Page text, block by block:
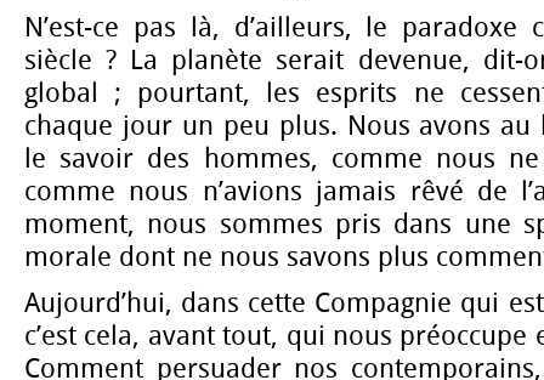
N’est-ce pas là, d’ailleurs, le paradoxe
siècle ? La planète serait devenue, dit-
global ; pourtant, les esprits ne
chaque jour un peu plus. Nous avons
le savoir des hommes, comme nous
comme nous n’avions jamais rêvé de
moment, nous sommes pris dans une
morale dont ne nous savons plus
Aujourd’hui, dans cette Compagnie qui
c’est cela, avant tout, qui nous
Comment persuader nos